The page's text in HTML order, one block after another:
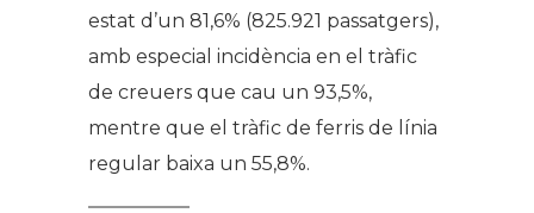
estat d’un 81,6% (825.921 passatgers),
amb especial incidència en el tràfic
de creuers que cau un 93,5%,
mentre que el tràfic de ferris de línia
regular baixa un 55,8%.